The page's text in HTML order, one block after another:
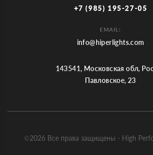
+7 (985) 195-27-05
EMAIL:
info@hiperlights.com
143541, Московская обл,
Павловское, 23
©2026 Все права защищены - High